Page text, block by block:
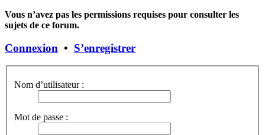
Vous n’avez pas les permissions requises pour consulter les
sujets de ce forum.
Connexion • S’enregistrer
Nom d’utilisateur :
Mot de passe :